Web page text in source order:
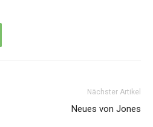
Nächster Artikel
Neues von Jones